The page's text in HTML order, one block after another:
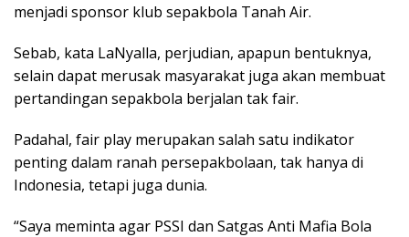
menjadi sponsor klub sepakbola Tanah Air.
Sebab, kata LaNyalla, perjudian, apapun bentuknya,
selain dapat merusak masyarakat juga akan membuat
pertandingan sepakbola berjalan tak fair.
Padahal, fair play merupakan salah satu indikator
penting dalam ranah persepakbolaan, tak hanya di
Indonesia, tetapi juga dunia.
“Saya meminta agar PSSI dan Satgas Anti Mafia Bola